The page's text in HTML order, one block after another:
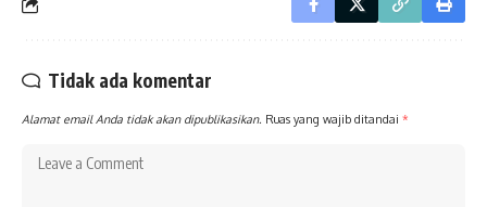
Tidak ada komentar
Alamat email Anda tidak akan dipublikasikan. Ruas yang wajib ditandai *